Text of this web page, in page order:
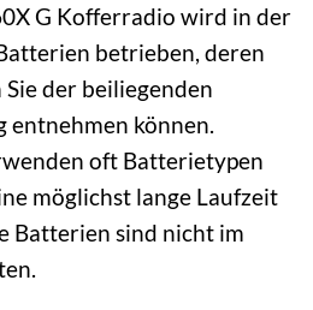
G Kofferradio wird in der
betrieben, deren
der beiliegenden
entnehmen können.
oft Batterietypen
möglichst lange Laufzeit
Batterien sind nicht im